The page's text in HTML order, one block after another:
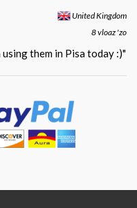
United Kingdom
8 vloaz 'zo
them in Pisa today :)"